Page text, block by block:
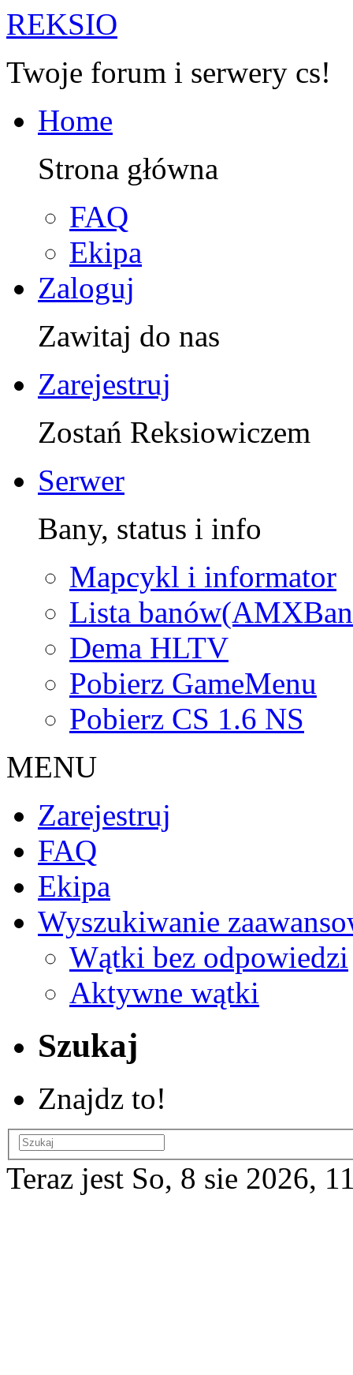
REKSIO
Twoje forum i serwery cs!
Home
Strona główna
FAQ
Ekipa
Zaloguj
Zawitaj do nas
Zarejestruj
Zostań Reksiowiczem
Serwer
Bany, status i info
Mapcykl i informator
Lista
Dema HLTV
Pobierz GameMenu
Pobierz CS 1.6 NS
MENU
Zarejestruj
FAQ
Ekipa
Wyszukiwanie
Wątki bez odpowiedzi
Aktywne wątki
Szukaj
Znajdz to!
Teraz jest So, 8 sie 2026,